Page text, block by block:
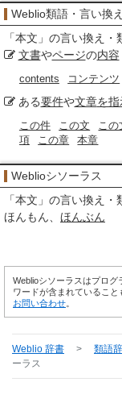
Weblio類語・言い換
「本文 」の言い換え・
文書やページの内容
contents コンテンツ
ある要件や文章を指
この件 この文 この
項
この章 本章
Weblioシソーラス
「本文 」の言い換え・
ほんもん
ほんぶん
Weblioシソーラスはプロ
ワードが含まれていること
お問い合わせ
Weblio 辞書 > 類語
ーラス